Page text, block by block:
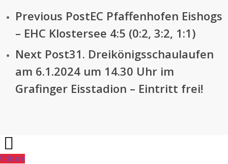
Previous PostEC Pfaffenhofen Eishogs
– EHC Klostersee 4:5 (0:2, 3:2, 1:1)
Next Post31. Dreikönigsschaulaufen
am 6.1.2024 um 14.30 Uhr im
Grafinger Eisstadion – Eintritt frei!
Share